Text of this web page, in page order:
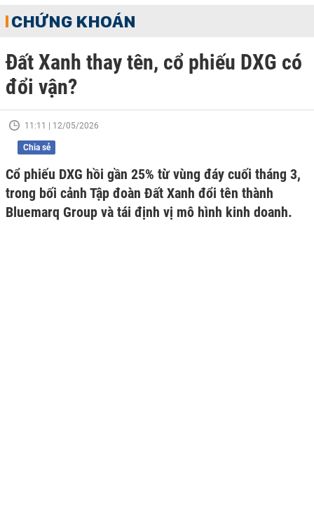
CHỨNG KHOÁN
Đất Xanh thay tên, cổ phiếu DXG có
đổi vận?
11:11 | 12/05/2026
Chia sẻ
Cổ phiếu DXG hồi gần 25% từ vùng đáy cuối tháng 3,
trong bối cảnh Tập đoàn Đất Xanh đổi tên thành
Bluemarq Group và tái định vị mô hình kinh doanh.